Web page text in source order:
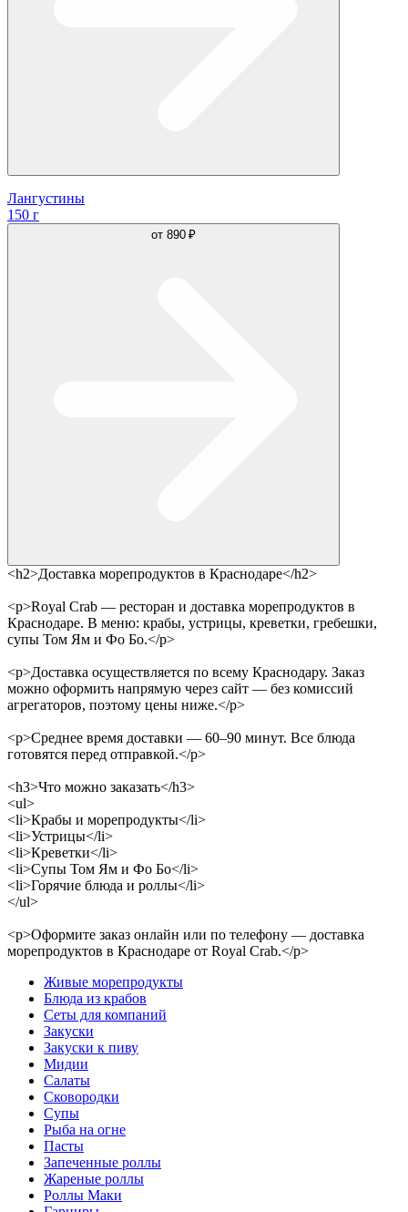
Лангустины
150 г
от 890 ₽
<h2>Доставка морепродуктов в Краснодаре</h2>
<p>Royal Crab — ресторан и доставка морепродуктов в
Краснодаре. В меню: крабы, устрицы, креветки, гребешки,
супы Том Ям и Фо Бо.</p>
<p>Доставка осуществляется по всему Краснодару. Заказ
можно оформить напрямую через сайт — без комиссий
агрегаторов, поэтому цены ниже.</p>
<p>Среднее время доставки — 60–90 минут. Все блюда
готовятся перед отправкой.</p>
<h3>Что можно заказать</h3>
<ul>
<li>Крабы и морепродукты</li>
<li>Устрицы</li>
<li>Креветки</li>
<li>Супы Том Ям и Фо Бо</li>
<li>Горячие блюда и роллы</li>
</ul>
<p>Оформите заказ онлайн или по телефону — доставка
морепродуктов в Краснодаре от Royal Crab.</p>
Живые морепродукты
Блюда из крабов
Сеты для компаний
Закуски
Закуски к пиву
Мидии
Салаты
Сковородки
Супы
Рыба на огне
Пасты
Запеченные роллы
Жареные роллы
Роллы Маки